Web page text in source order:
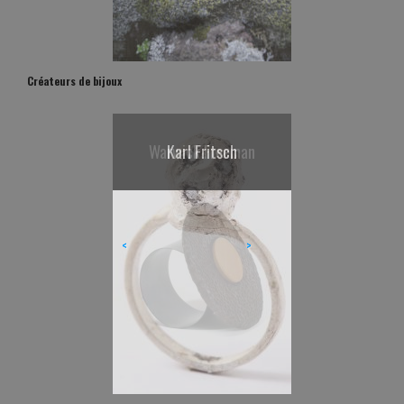
Créateurs de bijoux
Karl Fritsch
< >